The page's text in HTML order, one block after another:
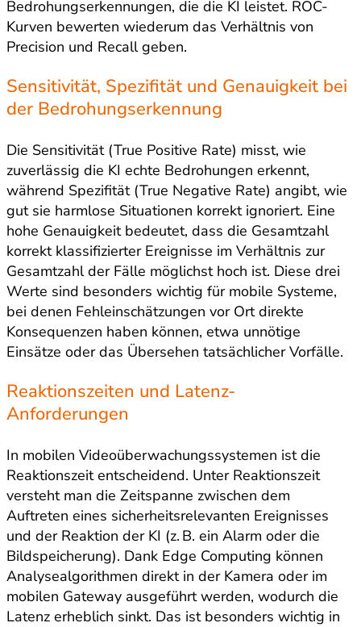
Bedrohungserkennungen, die die KI leistet. ROC-
Kurven bewerten wiederum das Verhältnis von
Precision und Recall geben.
Sensitivität, Spezifität und Genauigkeit bei
der Bedrohungserkennung
Die Sensitivität (True Positive Rate) misst, wie
zuverlässig die KI echte Bedrohungen erkennt,
während Spezifität (True Negative Rate) angibt, wie
gut sie harmlose Situationen korrekt ignoriert. Eine
hohe Genauigkeit bedeutet, dass die Gesamtzahl
korrekt klassifizierter Ereignisse im Verhältnis zur
Gesamtzahl der Fälle möglichst hoch ist. Diese drei
Werte sind besonders wichtig für mobile Systeme,
bei denen Fehleinschätzungen vor Ort direkte
Konsequenzen haben können, etwa unnötige
Einsätze oder das Übersehen tatsächlicher Vorfälle.
Reaktionszeiten und Latenz-
Anforderungen
In mobilen Videoüberwachungssystemen ist die
Reaktionszeit entscheidend. Unter Reaktionszeit
versteht man die Zeitspanne zwischen dem
Auftreten eines sicherheitsrelevanten Ereignisses
und der Reaktion der KI (z. B. ein Alarm oder die
Bildspeicherung). Dank Edge Computing können
Analysealgorithmen direkt in der Kamera oder im
mobilen Gateway ausgeführt werden, wodurch die
Latenz erheblich sinkt. Das ist besonders wichtig in